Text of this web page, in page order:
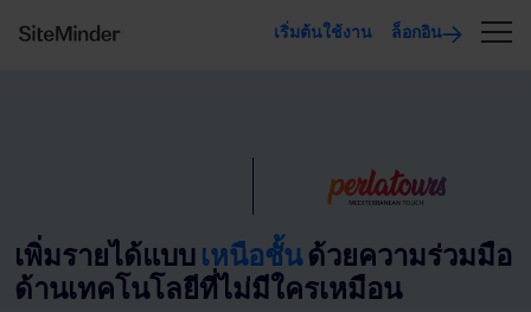
เริ่มต้นใช้งาน ล็อกอิน
เพิ่มรายได้แบบ เหนือชั้นด้วยความร่วมมือ
ด้านเทคโนโลยีที่ไม่มีใครเหมือน